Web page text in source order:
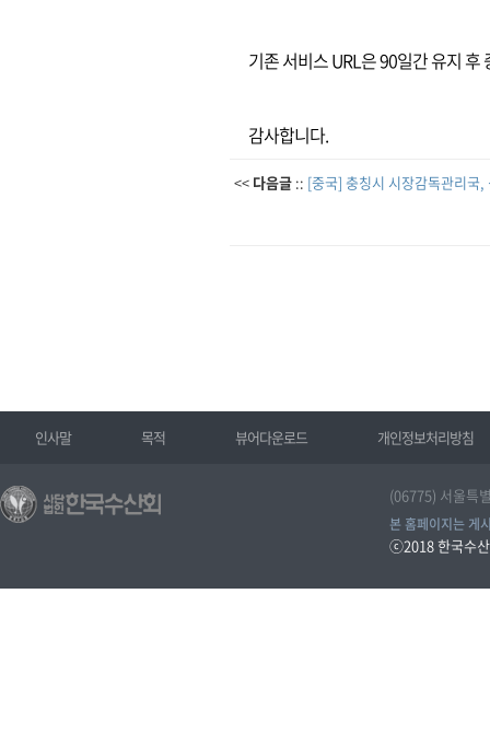
기존 서비스 URL은 90일간 유지 후
감사합니다.
<< 다음글 :: [중국] 충칭시 시장감독관리국,
인사말 목적 뷰어다운로드 개인정보처리방침
(06775) 서울특
본 홈페이지는 게
ⓒ2018한국수